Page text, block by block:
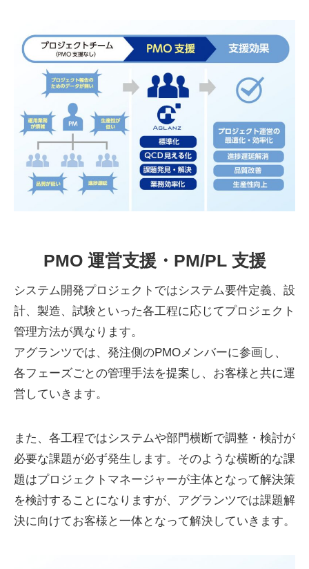
PMO 運営支援・PM/PL 支援
システム開発プロジェクトではシステム要件定義、設
計、製造、試験といった各工程に応じてプロジェクト
管理方法が異なります。
アグランツでは、発注側のPMOメンバーに参画し、
各フェーズごとの管理手法を提案し、お客様と共に運
営していきます。
また、各工程ではシステムや部門横断で調整・検討が
必要な課題が必ず発生します。そのような横断的な課
題はプロジェクトマネージャーが主体となって解決策
を検討することになりますが、アグランツでは課題解
決に向けてお客様と一体となって解決していきます。